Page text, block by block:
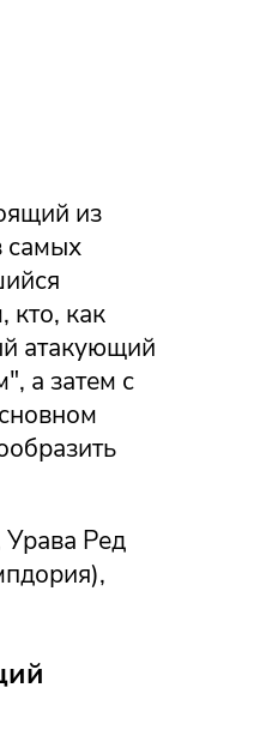
из
самых
кто, как
атакующий
а затем с
Ред